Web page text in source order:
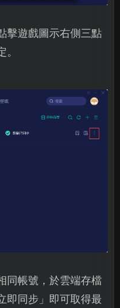
擊遊戲圖示右側三點
同帳號，於雲端存檔
即同步」即可取得最